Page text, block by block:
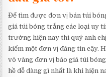
Để tìm được đơn vị bán túi
giá túi bóng trắng các loại uy
trường hiện nay thì quý anh
kiếm một đơn vị đáng tin cậy.
vô vàng đơn vị báo giá túi
hề dễ dàng gì nhất là khi hiện